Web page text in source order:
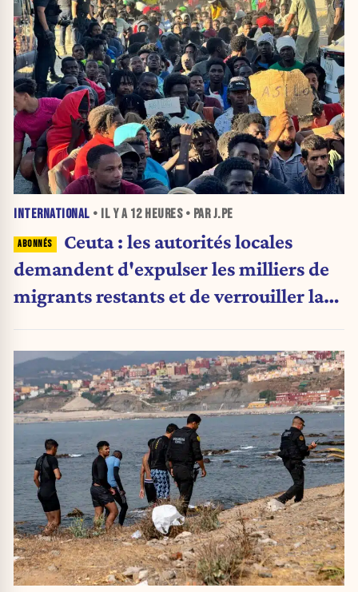
INTERNATIONAL • IL Y A 12 HEURES• PAR J.PE
Ceuta : les autorités locales
demandent d'expulser les milliers de
migrants restants et de verrouiller la